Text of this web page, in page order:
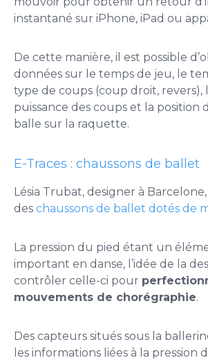
instantané sur iPhone, iPad ou
De cette manière, il est possible
données sur le temps de jeu, le
type de coups (coup droit, revers),
puissance des coups et la position
balle sur la raquette.
E-Traces : chaussons de ballet
Lésia Trubat, designer à
des chaussons de ballet dotés de
La pression du pied étant un
important en danse, l’idée de la
contrôler celle-ci pour
mouvements de chorégraphie.
Des capteurs situés sous la
les informations liées à la pression